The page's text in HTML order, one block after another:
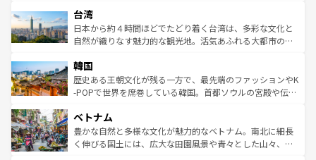
ならではの贅沢な旅のスタイルだ。 なお、新着のアメリカ
情報はコンテンツ一覧を参照してほしい。
れるおもてなしの心で訪れる人々を迎えてくれるハワイの
人々、おいしいローカルフードやハワイアンミュージッ
ク、伝統的なフラダンスなど、すべてがハワイの魅力を彩
ワイを、存分に味わってほしい。 なお、新着のハワイ情報
はコンテンツ一覧を参照してほしい。
リアリーフや大陸中央部にそびえるウルル（エアーズロッ
ク）、タスマニアの美しい原生林やケアンズの熱帯雨林な
ど、見どころがたくさん。また、カフェやワイン、オージ
いる。アクティビティも充実しており、サーフィンやダイ
ビング、ハイキングなど、アウトドア好きにはたまらな
い。オーストラリアの多彩な魅力を存分に味わいつくそ
参照してほしい。
台湾
日本から約４時間ほどでたどり着く台湾は、多彩な文化と
自然が織りなす魅力的な観光地。活気あふれる大都市の台
ン）、静ひつな山岳地帯である台湾東部など、都市の喧騒
と山間の静けさが共存しており、訪れる人に新しい発見と
驚きをもたらしてくれる。また、奥深い台湾の食文化も魅
容にもいいと評判のスイーツなど、バラエティ豊かな料理
が味わえる。 なお、新着の台湾情報は コンテンツ一覧を参
照してほしい。
韓国
歴史ある王朝文化が残る一方で、最先端のファッションやK
-POPで世界を席巻している韓国。首都ソウルの宮殿や伝統
き、地方に足を延ばせば四季折々の自然美を楽しむことが
できる。そして、キムチや焼肉、絶品のストリートフード
まで、さまざまな韓国料理が待っている。夜には、韓国な
ベトナム
豊かな自然と多様な文化が魅力的なベトナム。南北に細長
く伸びる国土には、広大な田園風景や青々とした山々、世